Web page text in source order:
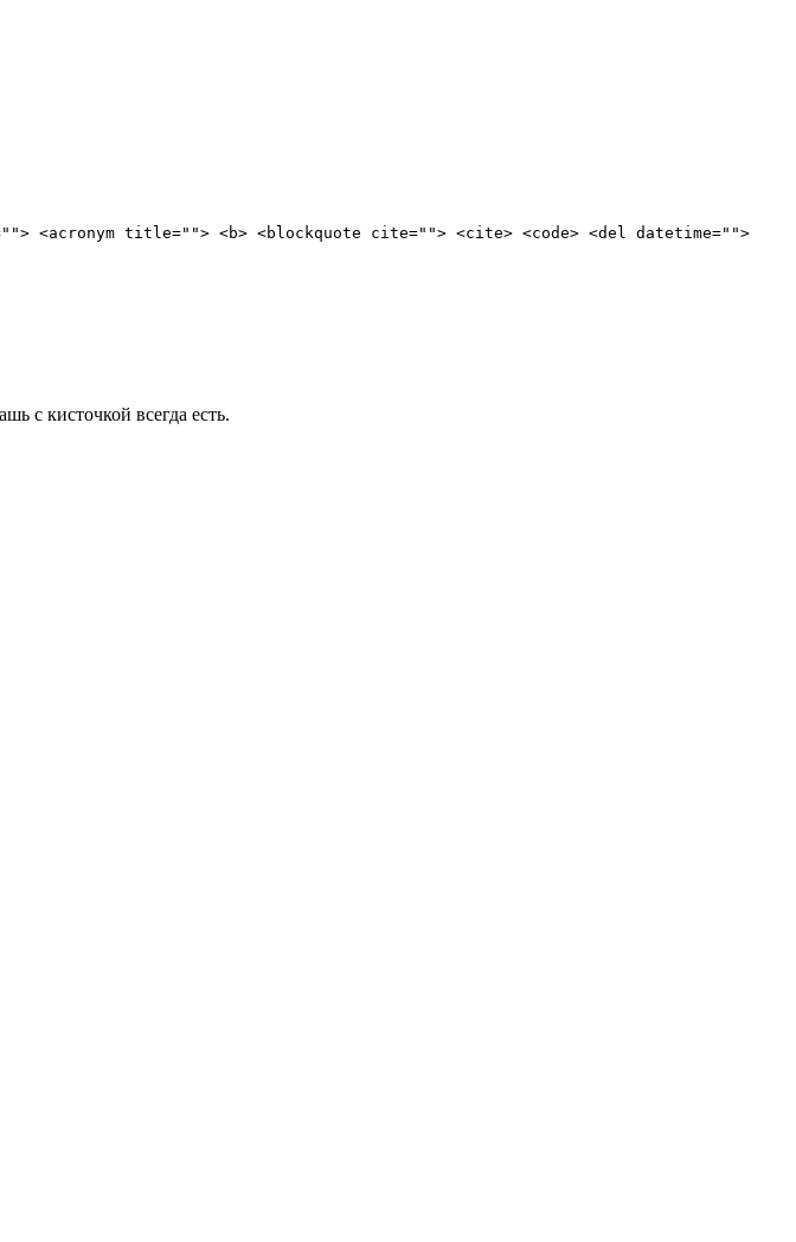
<acronym title=""> <b> <blockquote cite=""> <cite> <code> <del datetime="">
с кисточкой всегда есть.